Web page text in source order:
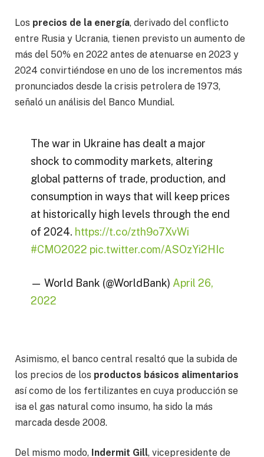
Los precios de la energía, derivado del conflicto
entre Rusia y Ucrania, tienen previsto un aumento de
más del 50% en 2022 antes de atenuarse en 2023 y
2024 convirtiéndose en uno de los incrementos más
pronunciados desde la crisis petrolera de 1973,
señaló un análisis del Banco Mundial.
The war in Ukraine has dealt a major
shock to commodity markets, altering
global patterns of trade, production, and
consumption in ways that will keep prices
at historically high levels through the end
of 2024. https://t.co/zth9o7XvWi
#CMO2022 pic.twitter.com/ASOzYi2HIc
— World Bank (@WorldBank) April 26,
2022
Asimismo, el banco central resaltó que la subida de
los precios de los productos básicos alimentarios
así como de los fertilizantes en cuya producción se
isa el gas natural como insumo, ha sido la más
marcada desde 2008.
Del mismo modo, Indermit Gill, vicepresidente de